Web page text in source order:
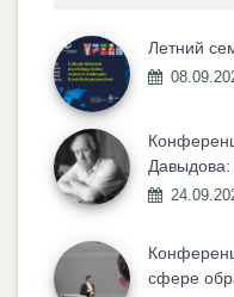
Летний
Давыдова:
сфере